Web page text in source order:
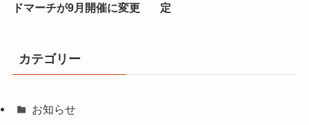
ドマーチが9月開催に変更
定
カテゴリー
お知らせ